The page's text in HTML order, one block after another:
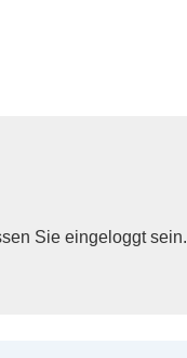
Sie eingeloggt sein.